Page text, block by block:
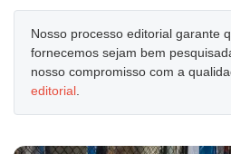
Nosso processo editorial garante
fornecemos sejam bem
nosso compromisso com a
editorial